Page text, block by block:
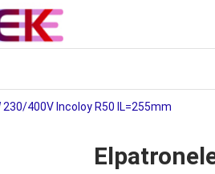
400V Incoloy R50 IL=255mm